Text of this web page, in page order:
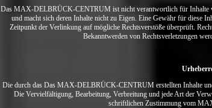
Das MAX-DELBRÜCK-CENTRUM ist nicht verantwortlich für Inhalte
und macht sich deren Inhalte nicht zu Eigen. Eine Gewähr für diese
Zeitpunkt der Verlinkung auf mögliche Rechtsverstöße überprüft.
Bekanntwerden von Rechtsverletzungen
Die durch das Das MAX-DELBRÜCK-CENTRUM erstellten Inhalte
Die Vervielfältigung, Bearbeitung, Verbreitung und jede Art der
schriftlichen Zustimmung vom